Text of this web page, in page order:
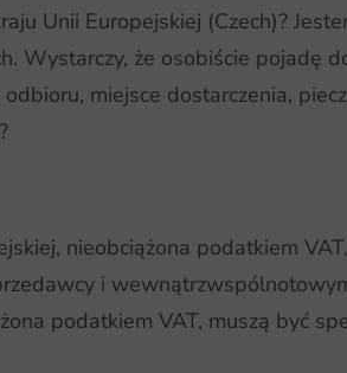
Unii Europejskiej (Czech)?
Wystarczy, że osobiście pojadę
miejsce dostarczenia,
nieobciążona podatkiem VAT,
i
podatkiem VAT, muszą być